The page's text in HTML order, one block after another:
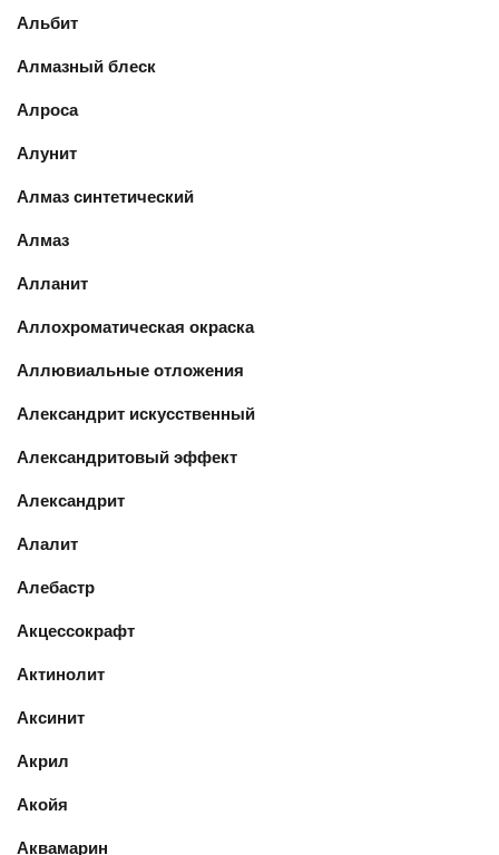
Альбит
Алмазный блеск
Алроса
Алунит
Алмаз синтетический
Алмаз
Алланит
Аллохроматическая окраска
Аллювиальные отложения
Александрит искусственный
Александритовый эффект
Александрит
Алалит
Алебастр
Акцессокрафт
Актинолит
Аксинит
Акрил
Акойя
Аквамарин